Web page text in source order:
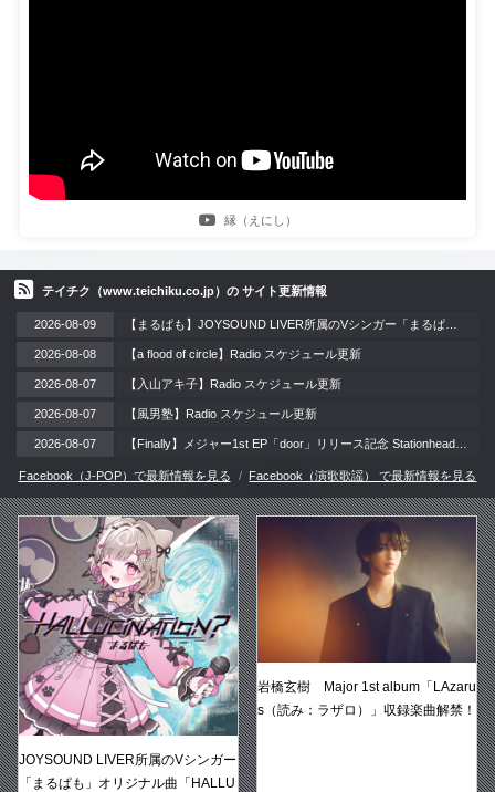
縁（えにし）
テイチク（www.teichiku.co.jp）の サイト更新情報
2026-08-09
2026-08-08 【a flood of circle】Radio スケジュール更新
2026-08-07 【入山アキ子】Radio スケジュール更新
2026-08-07 【風男塾】Radio スケジュール更新
2026-08-07
Facebook（J-POP）で最新情報を見る Facebook（演歌歌謡） で最新情報を見る
JOYSOUND LIVER所属のVシンガー
「まるぱも」オリジナル曲「HALLU
岩橋玄樹 Major 1st album「LAzaru
s（読み：ラザロ）」収録楽曲解禁！